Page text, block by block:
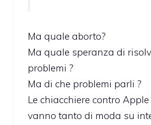
Ma quale aborto?
Ma quale speranza di
problemi ?
Ma di che problemi parli ?
Le chiacchiere contro Apple
vanno tanto di moda su